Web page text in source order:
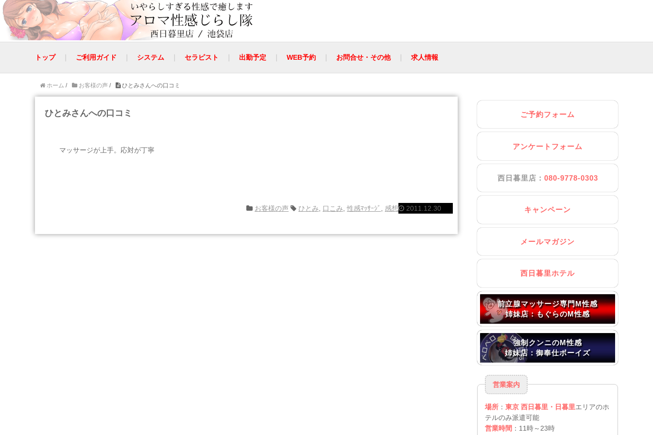
トップ ご利用ガイド システム セラピスト 出勤予定 WEB予約 お問合せ・その他 求人情報
ホーム / お客様の声 / ひとみさんへの口コミ
ひとみさんへの口コミ
マッサージが上手。応対が丁寧
2011.12.30
お客様の声 ひとみ 口こみ 性感ﾏｯｻｰｼﾞ 感想
ご予約フォーム
アンケートフォーム
西日暮里店： 080-9778-0303
キャンペーン
メールマガジン
西日暮里ホテル
前立腺マッサージ専門M性感
姉妹店：もぐらのM性感
強制クンニのM性感
姉妹店：御奉仕ボーイズ
営業案内
場所 ： 東京 西日暮里・日暮里エリアのホ
テルのみ派遣可能
営業時間 ：11時～23時